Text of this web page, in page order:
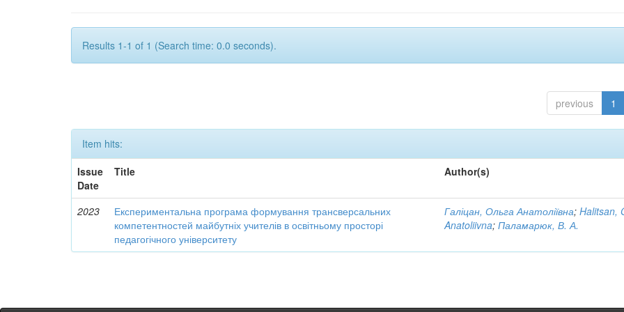
Results 1-1 of 1 (Search time: 0.0 seconds).
previous 1
Item hits:
Issue
Date
Title Author(s)
2023
Експериментальна програма формування трансверсальних
компетентностей майбутніх учителів в освітньому просторі
педагогічного університету
Галіцан, Ольга Анатоліївна;Halitsan,
Anatoliivna;Паламарюк, В. А.